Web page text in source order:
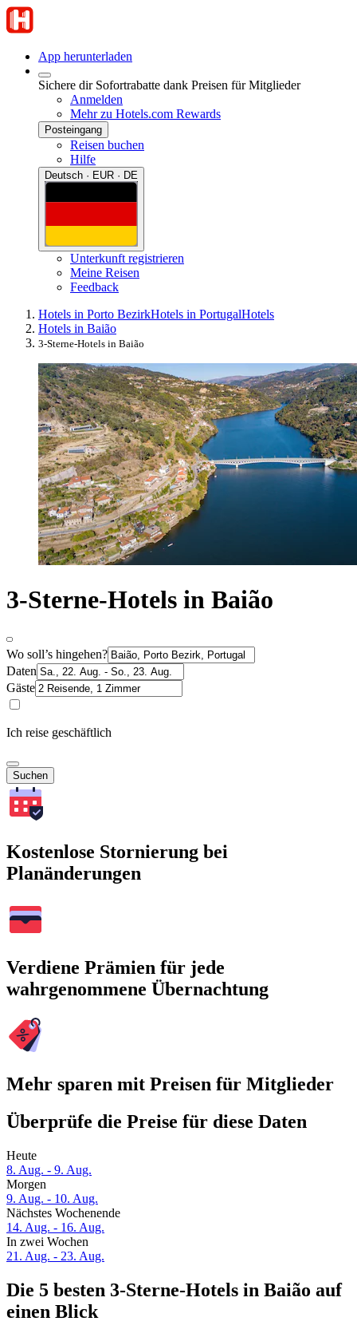
App herunterladen
Sichere dir Sofortrabatte dank Preisen für Mitglieder
Anmelden
Mehr zu Hotels.com Rewards
Posteingang
Reisen buchen
Hilfe
Deutsch · EUR · DE
Unterkunft registrieren
Meine Reisen
Feedback
Hotels in Porto BezirkHotels in PortugalHotels
Hotels in Baião
3-Sterne-Hotels in Baião
3-Sterne-Hotels in Baião
Wo soll’s hingehen?
Daten
Gäste
Ich reise geschäftlich
Suchen
Kostenlose Stornierung bei
Planänderungen
Verdiene Prämien für jede
wahrgenommene Übernachtung
Mehr sparen mit Preisen für Mitglieder
Überprüfe die Preise für diese Daten
Heute
8. Aug. - 9. Aug.
Morgen
9. Aug. - 10. Aug.
Nächstes Wochenende
14. Aug. - 16. Aug.
In zwei Wochen
21. Aug. - 23. Aug.
Die 5 besten 3-Sterne-Hotels in Baião auf
einen Blick